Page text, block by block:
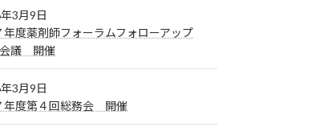
3月9日
年度薬剤師フォーラムフォローアップ
議 開催
3月9日
年度第４回総務会 開催